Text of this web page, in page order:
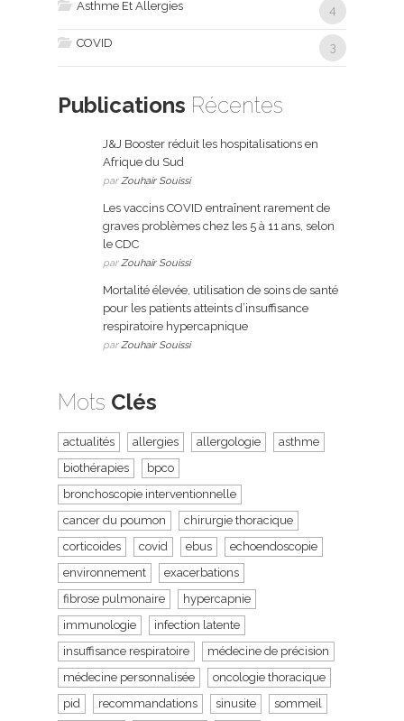
Asthme Et Allergies 4
COVID 3
Publications Récentes
J&J Booster réduit les hospitalisations en
Afrique du Sud
parZouhair Souissi
Les vaccins COVID entraînent rarement de
graves problèmes chez les 5 à 11 ans, selon
le CDC
parZouhair Souissi
Mortalité élevée, utilisation de soins de santé
pour les patients atteints d’insuffisance
respiratoire hypercapnique
parZouhair Souissi
Mots Clés
actualités allergies allergologie
asthme
biothérapies
bpco
bronchoscopie interventionnelle
cancer du poumon
chirurgie thoracique
corticoides
covid ebus
echoendoscopie
environnement
exacerbations
fibrose pulmonaire
hypercapnie
immunologie
infection latente
insuffisance respiratoire
médecine de précision
médecine personnalisée
oncologie thoracique
pid
recommandations sinusite
sommeil